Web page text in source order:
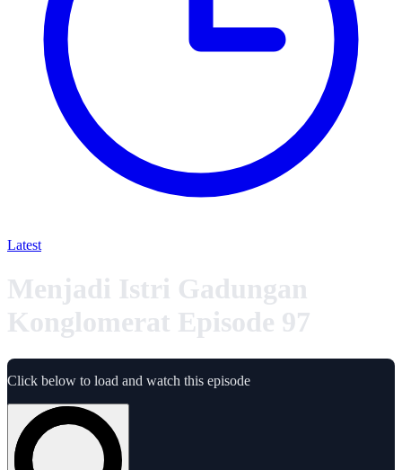
Latest
Menjadi Istri Gadungan
Konglomerat Episode 97
Click below to load and watch this episode